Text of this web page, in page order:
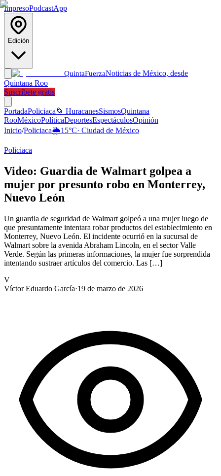
ImpresoPodcastApp
Edición
QuintaFuerzaNoticias de México, desde
Quintana Roo
Suscríbete gratis
PortadaPoliciaca 🌀 HuracanesSismosQuintana
RooMéxicoPolíticaDeportesEspectáculosOpinión
Inicio/Policiaca🌦️15°C· Ciudad de México
Policiaca
Video: Guardia de Walmart golpea a
mujer por presunto robo en Monterrey,
Nuevo León
Un guardia de seguridad de Walmart golpeó a una mujer luego de
que presuntamente intentara robar productos del establecimiento en
Monterrey, Nuevo León. El incidente ocurrió en la sucursal de
Walmart sobre la avenida Abraham Lincoln, en el sector Valle
Verde. Según las primeras informaciones, la mujer fue sorprendida
intentando sustraer artículos del comercio. Las […]
V
Víctor Eduardo García·19 de marzo de 2026